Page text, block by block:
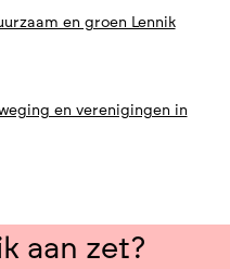
en groen Lennik
en verenigingen in
aan zet?